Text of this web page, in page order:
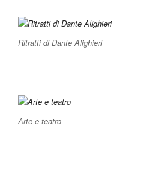
Ritratti di Dante Alighieri
Arte e teatro